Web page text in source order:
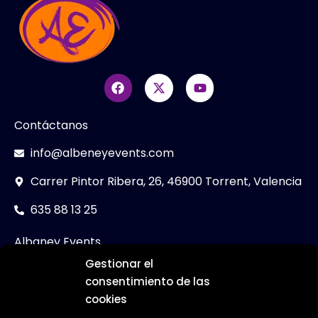
Gestionar el
consentimiento de las
cookies
Contáctanos
info@albeneyevents.com
Carrer Pintor Ribera, 26, 46900 Torrent, Valencia
635 88 13 25
Albaney Events
Packs Despedidas
Actividades Despedidas